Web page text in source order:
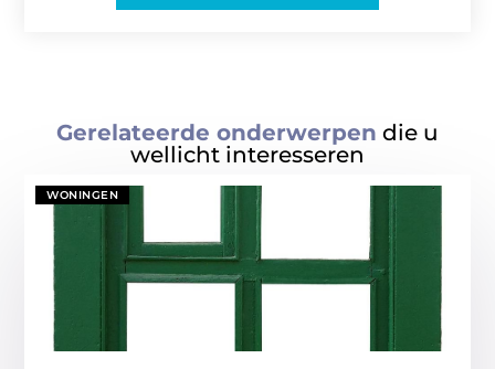
Gerelateerde onderwerpen die u
wellicht interesseren
WONINGEN